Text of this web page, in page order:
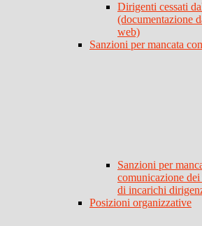
Dirigenti cessati
(documentazione
web)
Sanzioni per mancata
Sanzioni per
comunicazione
di incarichi
Posizioni organizzative